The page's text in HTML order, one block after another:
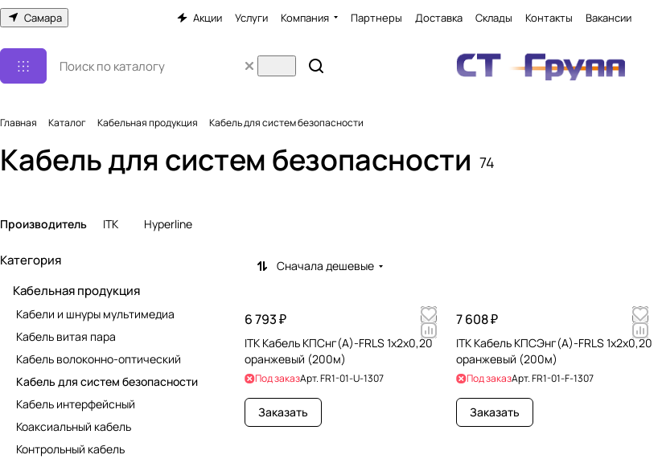
Самара Акции Услуги Компания Партнеры Доставка Склады Контакты Вакансии
Главная Каталог Кабельная продукция Кабель для систем безопасности
Кабель для систем безопасности 74
Производитель ITK Hyperline
Сначала дешевые
6 793 ₽
ITK Кабель КПСнг(А)-FRLS 1х2х0,20
оранжевый (200м)
Под заказАрт.FR1-01-U-1307
Заказать
7 608 ₽
ITK Кабель КПСЭнг(А)-FRLS 1х2х0,20
оранжевый (200м)
Под заказАрт.FR1-01-F-1307
Заказать
Категория
Кабельная продукция
Кабели и шнуры мультимедиа
Кабель витая пара
Кабель волоконно-оптический
Кабель для систем безопасности
Кабель интерфейсный
Коаксиальный кабель
Контрольный кабель